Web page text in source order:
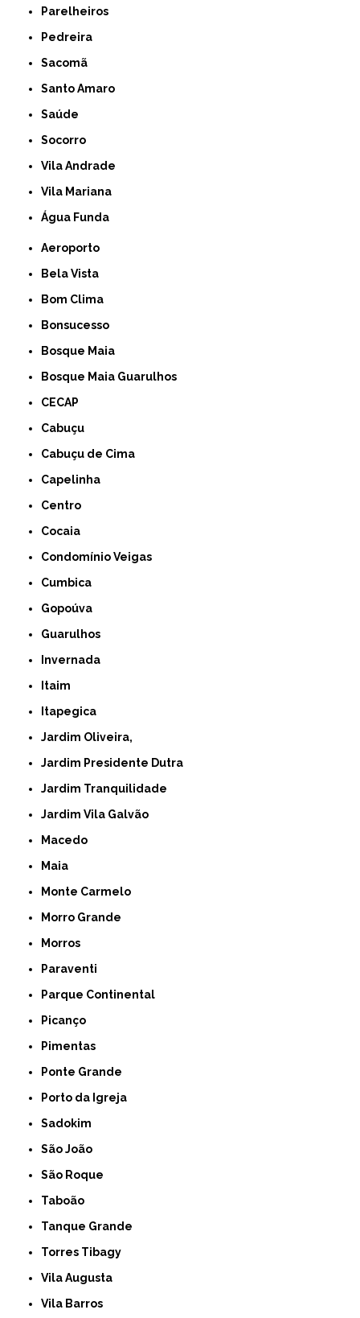
Parelheiros
Pedreira
Sacomã
Santo Amaro
Saúde
Socorro
Vila Andrade
Vila Mariana
Água Funda
Aeroporto
Bela Vista
Bom Clima
Bonsucesso
Bosque Maia
Bosque Maia Guarulhos
CECAP
Cabuçu
Cabuçu de Cima
Capelinha
Centro
Cocaia
Condomínio Veigas
Cumbica
Gopoúva
Guarulhos
Invernada
Itaim
Itapegica
Jardim Oliveira,
Jardim Presidente Dutra
Jardim Tranquilidade
Jardim Vila Galvão
Macedo
Maia
Monte Carmelo
Morro Grande
Morros
Paraventi
Parque Continental
Picanço
Pimentas
Ponte Grande
Porto da Igreja
Sadokim
São João
São Roque
Taboão
Tanque Grande
Torres Tibagy
Vila Augusta
Vila Barros